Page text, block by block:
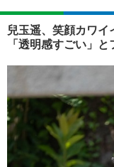
ショッピング
兒玉遥、笑顔カワ
「透明感すごい」